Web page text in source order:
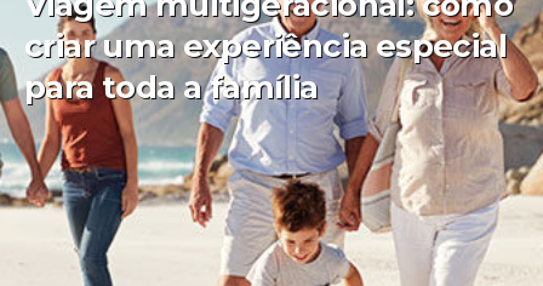
criar uma experiência especial
para toda a família